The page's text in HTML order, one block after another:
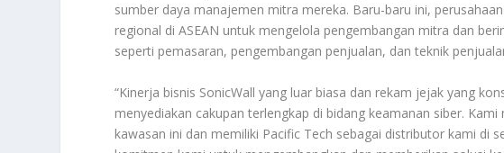
sumber daya manajemen mitra mereka. Baru-baru ini,
regional di ASEAN untuk mengelola pengembangan mitra dan
seperti pemasaran, pengembangan penjualan, dan teknik
“Kinerja bisnis SonicWall yang luar biasa dan rekam jejak yang
menyediakan cakupan terlengkap di bidang keamanan siber.
kawasan ini dan memiliki Pacific Tech sebagai distributor kami di